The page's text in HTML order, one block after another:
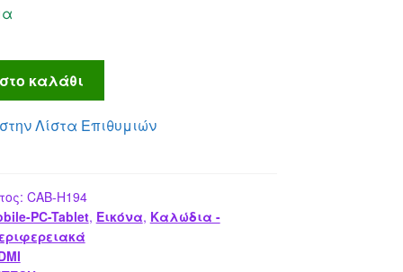
καλάθι
Λίστα Επιθυμιών
CAB-H194
PC-Tablet, Εικόνα, Καλώδια -